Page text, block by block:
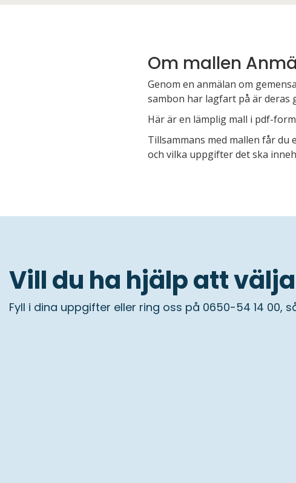
Om mallen
Genom en anmälan om
sambon har lagfart på är deras
Här är en lämplig mall i pdf-
Tillsammans med mallen får
och vilka uppgifter det ska
Vill du ha hjälp att
Fyll i dina uppgifter eller ring oss på 0650-54 14 00,